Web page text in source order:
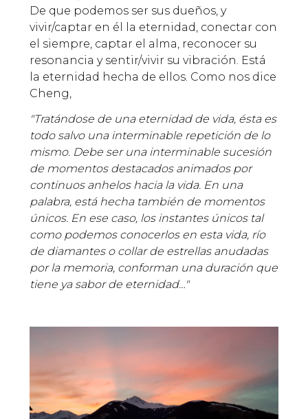
De que podemos ser sus dueños, y
vivir/captar en él la eternidad, conectar con
el siempre, captar el alma, reconocer su
resonancia y sentir/vivir su vibración. Está
la eternidad hecha de ellos. Como nos dice
Cheng,
"Tratándose de una eternidad de vida, ésta es
todo salvo una interminable repetición de lo
mismo. Debe ser una interminable sucesión
de momentos destacados animados por
continuos anhelos hacia la vida. En una
palabra, está hecha también de momentos
únicos. En ese caso, los instantes únicos tal
como podemos conocerlos en esta vida, río
de diamantes o collar de estrellas anudadas
por la memoria, conforman una duración que
tiene ya sabor de eternidad…"